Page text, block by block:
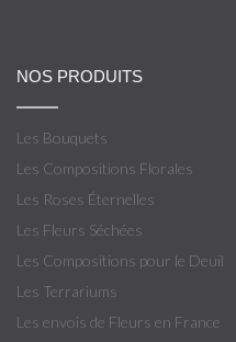
NOS PRODUITS
Les Bouquets
Les Compositions Florales
Les Roses Éternelles
Les Fleurs Séchées
Les Compositions pour le Deuil
Les Terrariums
Les envois de Fleurs en France